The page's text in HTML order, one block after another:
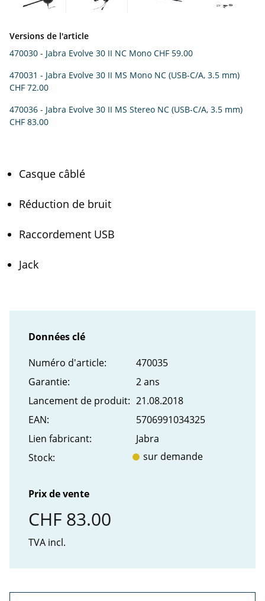
Versions de l'article
470030 - Jabra Evolve 30 II NC Mono CHF 59.00
470031 - Jabra Evolve 30 II MS Mono NC (USB-C/A, 3.5 mm)
CHF 72.00
470036 - Jabra Evolve 30 II MS Stereo NC (USB-C/A, 3.5 mm)
CHF 83.00
Casque câblé
Réduction de bruit
Raccordement USB
Jack
Données clé
Numéro d'article:
470035
Garantie:
2 ans
Lancement de produit: 21.08.2018
EAN:
5706991034325
Lien fabricant:
Jabra
Stock:
sur demande
Prix de vente
CHF 83.00
TVA incl.